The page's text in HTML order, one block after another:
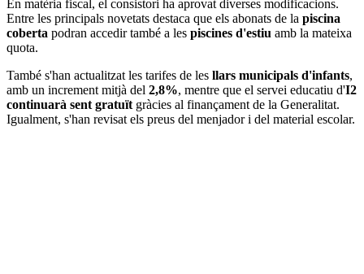
En matèria fiscal, el consistori ha aprovat diverses modificacions.
Entre les principals novetats destaca que els abonats de la piscina
coberta podran accedir també a les piscines d'estiu amb la mateixa
quota.
També s'han actualitzat les tarifes de les llars municipals d'infants,
amb un increment mitjà del 2,8%, mentre que el servei educatiu d'I2
continuarà sent gratuït gràcies al finançament de la Generalitat.
Igualment, s'han revisat els preus del menjador i del material escolar.